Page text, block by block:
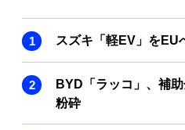
スズキ「軽EV」をEU
BYD「ラッコ」、補
粉砕
ENERGY MANAGEMENT
INBOUND JOURNAL
LIFE ENDING JOURNAL
AI JOURNAL